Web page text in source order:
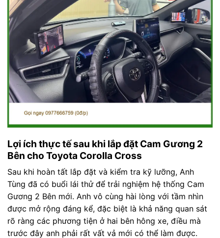
Lợi ích thực tế sau khi lắp đặt Cam Gương 2
Bên cho Toyota Corolla Cross
Sau khi hoàn tất lắp đặt và kiểm tra kỹ lưỡng, Anh
Tùng đã có buổi lái thử để trải nghiệm hệ thống Cam
Gương 2 Bên mới. Anh vô cùng hài lòng với tầm nhìn
được mở rộng đáng kể, đặc biệt là khả năng quan sát
rõ ràng các phương tiện ở hai bên hông xe, điều mà
trước đây anh phải rất vất vả mới có thể làm được.